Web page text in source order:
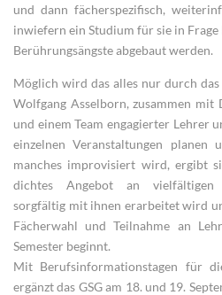
und dann fächerspezifisch,
inwiefern ein Studium für sie in
Berührungsängste abgebaut werden.
Möglich wird das alles nur durch das
Wolfgang Asselborn, zusammen
und einem Team engagierter Lehrer
einzelnen Veranstaltungen planen
manches improvisiert wird, ergibt
dichtes Angebot an vielfältigen
sorgfältig mit ihnen erarbeitet wird
Fächerwahl und Teilnahme an
Semester beginnt.
Mit Berufsinformationstagen für
ergänzt das GSG am 18. und 19.